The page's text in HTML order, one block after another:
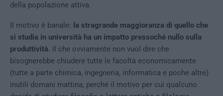
della popolazione attiva.
Il motivo è banale: la stragrande maggioranza di quello che
si studia in università ha un impatto pressoché nullo sulla
produttività. Il che ovviamente non vuol dire che
bisognerebbe chiudere tutte le facoltà economicamente
(tutte a parte chimica, ingegneria, informatica e poche altre)
inutili domani mattina, perché il motivo per cui qualcuno